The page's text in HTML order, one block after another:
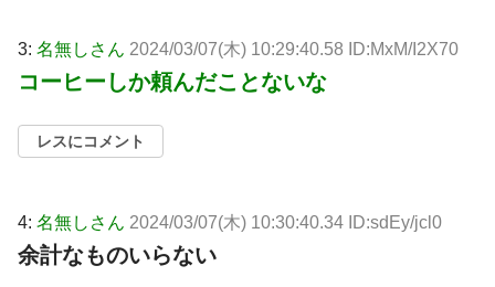
3: 名無しさん 2024/03/07(木) 10:29:40.58 ID:MxM/I2X70
コーヒーしか頼んだことないな
レスにコメント
4: 名無しさん 2024/03/07(木) 10:30:40.34 ID:sdEy/jcl0
余計なものいらない